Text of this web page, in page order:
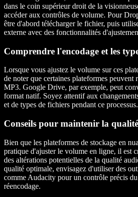
dans le coin supérieur droit de la
accéder aux contrôles de volume. Pour
être d'abord télécharger le fichier, puis
externe avec des fonctionnalités
Comprendre l'encodage et les
Lorsque vous ajustez le volume sur ces
de noter que certaines plateformes peuvent
MP3. Google Drive, par exemple, peut
format natif. Soyez attentif aux
et de types de fichiers pendant ce processus.
Conseils pour maintenir la
Bien que les plateformes de stockage en
pratique d'ajuster le volume en ligne, il est
des altérations potentielles de la qualité
qualité optimale, envisagez d'utiliser des
comme Audacity pour un contrôle précis
réencodage.